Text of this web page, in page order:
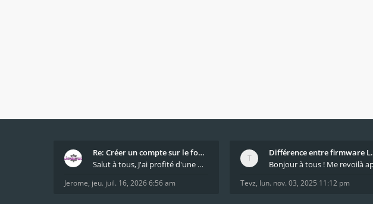
Re: Créer un compte sur le forum / Create forum us
Salut à tous, J'ai profité d'une mise à jour du s
Jerome, jeu. juil. 16, 2026 6:56 am
Différence
Tevz, lun. nov. 03, 2025 11:12 pm